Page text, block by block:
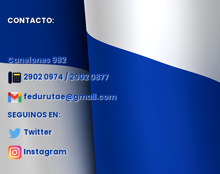
CONTACTO:
Canelones 982
2902 0974 / 2902 0877
fedurutae@gmail.com
SEGUINOS EN:
Twitter
Instagram